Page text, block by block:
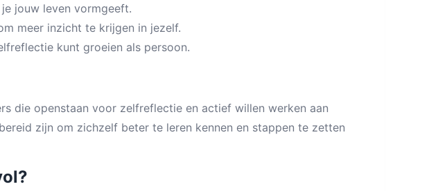
jouw leven vormgeeft.
meer inzicht te krijgen in jezelf.
kunt groeien als persoon.
die openstaan voor zelfreflectie en actief willen werken aan
zijn om zichzelf beter te leren kennen en stappen te zetten